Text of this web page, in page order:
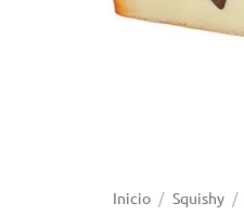
Inicio / Squishy /